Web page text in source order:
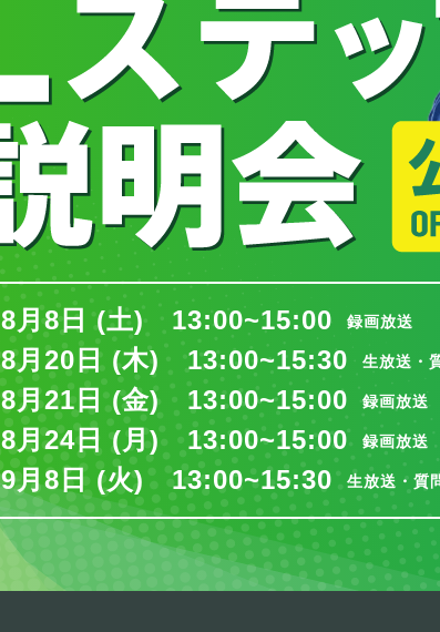
8月8日 (土) 13:00~15:00 録画放送
8月20日 (木) 13:00~15:30 生放送・
8月21日 (金) 13:00~15:00 録画放送
8月24日 (月) 13:00~15:00 録画放送
9月8日 (火) 13:00~15:30 生放送・質